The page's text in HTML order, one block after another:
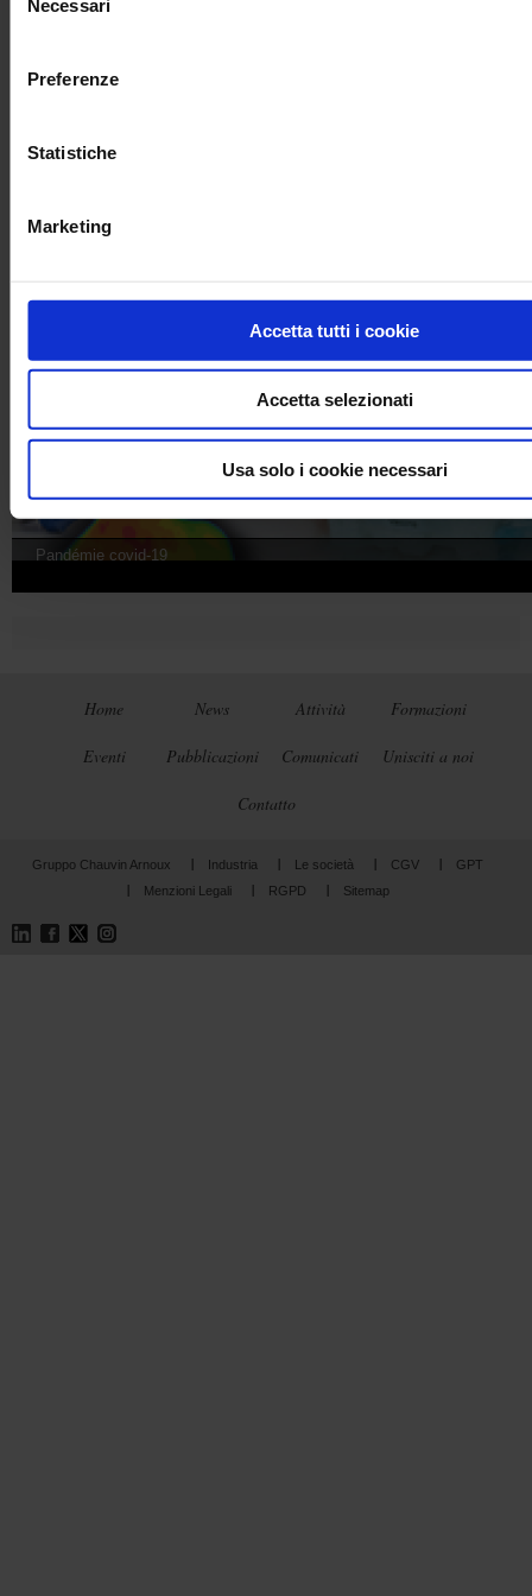
delNecessari
Preferenze
Statistiche
Marketing
Accetta tutti i cookie
Accetta selezionati
Usa solo i cookie necessari
importante notamment pour le stockage des vaccins.
Pandémie covid-19
Home News Attività Formazioni
Eventi Pubblicazioni Comunicati Unisciti a noi
Contatto
Gruppo Chauvin Arnoux Industria Le società CGV
GPT
Menzioni Legali
RGPD Sitemap
Instagram